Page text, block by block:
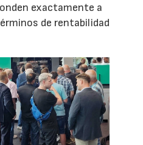
exactamente a
de rentabilidad